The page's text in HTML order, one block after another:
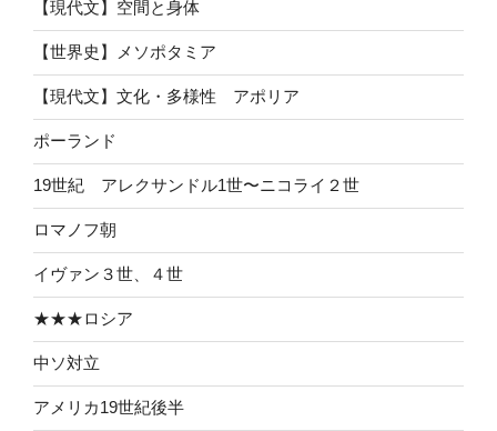
【現代文】空間と身体
【世界史】メソポタミア
【現代文】文化・多様性 アポリア
ポーランド
19世紀 アレクサンドル1世〜ニコライ２世
ロマノフ朝
イヴァン３世、４世
★★★ロシア
中ソ対立
アメリカ19世紀後半